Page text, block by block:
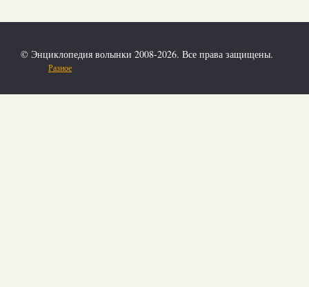
© Энциклопедия волынки 2008-2026. Все права защищены.
Разное